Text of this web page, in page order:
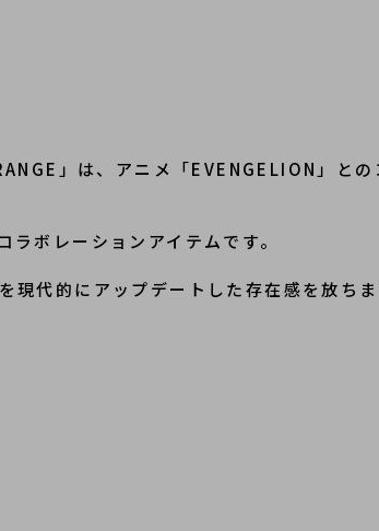
ボレーションアイテムです。
代的にアップデートした存在感を放ちま